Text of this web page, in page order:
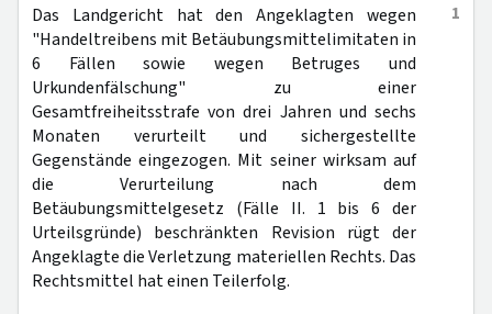
1
Das Landgericht hat den Angeklagten wegen
"Handeltreibens mit Betäubungsmittelimitaten in
6 Fällen sowie wegen Betruges und
Urkundenfälschung" zu einer
Gesamtfreiheitsstrafe von drei Jahren und sechs
Monaten verurteilt und sichergestellte
Gegenstände eingezogen. Mit seiner wirksam auf
die Verurteilung nach dem
Betäubungsmittelgesetz (Fälle II. 1 bis 6 der
Urteilsgründe) beschränkten Revision rügt der
Angeklagte die Verletzung materiellen Rechts. Das
Rechtsmittel hat einen Teilerfolg.